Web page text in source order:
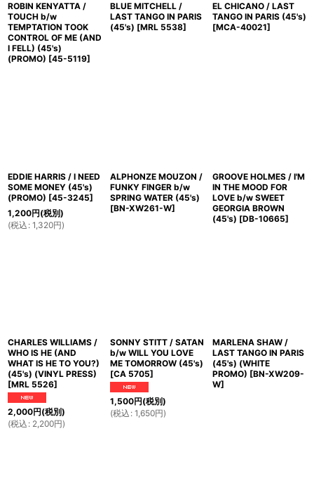
ROBIN KENYATTA /
TOUCH b/w
TEMPTATION TOOK
CONTROL OF ME (AND
I FELL) (45's)
(PROMO) [45-5119]
BLUE MITCHELL /
LAST TANGO IN PARIS
(45's) [MRL 5538]
EL CHICANO / LAST
TANGO IN PARIS (45's)
[MCA-40021]
EDDIE HARRIS / I NEED
SOME MONEY (45's)
(PROMO) [45-3245]
1,200円(税別)
(税込 : 1,320円)
ALPHONZE MOUZON /
FUNKY FINGER b/w
SPRING WATER (45's)
[BN-XW261-W]
GROOVE HOLMES / I'M
IN THE MOOD FOR
LOVE b/w SWEET
GEORGIA BROWN
(45's) [DB-10665]
CHARLES WILLIAMS /
WHO IS HE (AND
WHAT IS HE TO YOU?)
(45's) (VINYL PRESS)
[MRL 5526]
2,000円(税別)
(税込 : 2,200円)
SONNY STITT / SATAN
b/w WILL YOU LOVE
ME TOMORROW (45's)
[CA 5705]
1,500円(税別)
(税込 : 1,650円)
MARLENA SHAW /
LAST TANGO IN PARIS
(45's) (WHITE
PROMO) [BN-XW209-
W]